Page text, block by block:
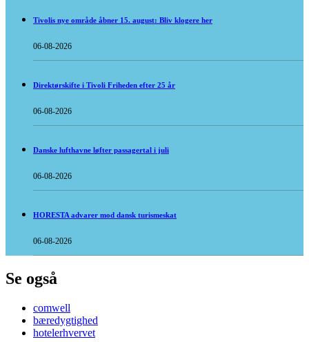
Tivolis nye område åbner 15. august: Bliv klogere her
06-08-2026
Direktørskifte i Tivoli Friheden efter 25 år
06-08-2026
Danske lufthavne løfter passagertal i juli
06-08-2026
HORESTA advarer mod dansk turismeskat
06-08-2026
Se også
comwell
bæredygtighed
hotelerhvervet